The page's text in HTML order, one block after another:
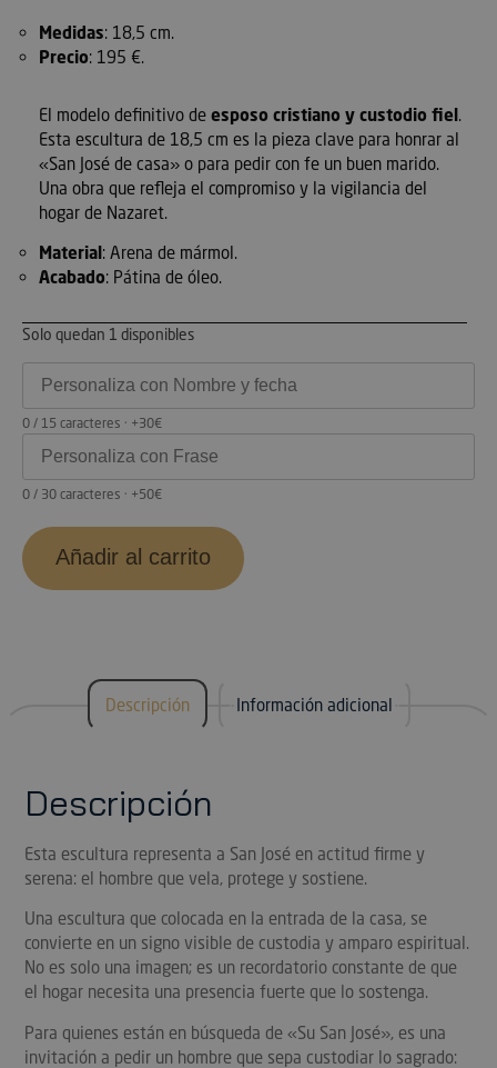
Medidas: 18,5 cm.
Precio: 195 €.
El modelo definitivo de esposo cristiano y custodio fiel.
Esta escultura de 18,5 cm es la pieza clave para honrar al
«San José de casa» o para pedir con fe un buen marido.
Una obra que refleja el compromiso y la vigilancia del
hogar de Nazaret.
Material : Arena de mármol.
Acabado: Pátina de óleo.
Solo quedan 1 disponibles
0 / 15 caracteres · +30€
0 / 30 caracteres · +50€
Añadir al carrito
Descripción Información adicional
Descripción
Esta escultura representa a San José en actitud firme y
serena: el hombre que vela, protege y sostiene.
Una escultura que colocada en la entrada de la casa, se
convierte en un signo visible de custodia y amparo espiritual.
No es solo una imagen; es un recordatorio constante de que
el hogar necesita una presencia fuerte que lo sostenga.
Para quienes están en búsqueda de «Su San José», es una
invitación a pedir un hombre que sepa custodiar lo sagrado: